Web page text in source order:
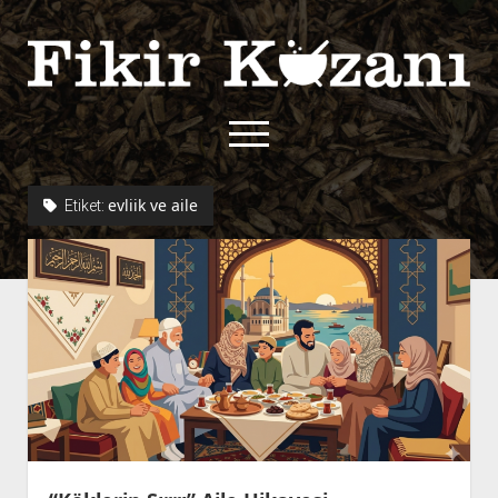
Fikir
Kazanı
menüyü
aç
twitterfacebook
rss
Hakkımızda
açılır
menüyü
aç
Kullanım Koşulları
Gizlilik Politikası
Çerez Politikası
İletişim
Kurallar
Başvuru
Etiket: evliik ve aile